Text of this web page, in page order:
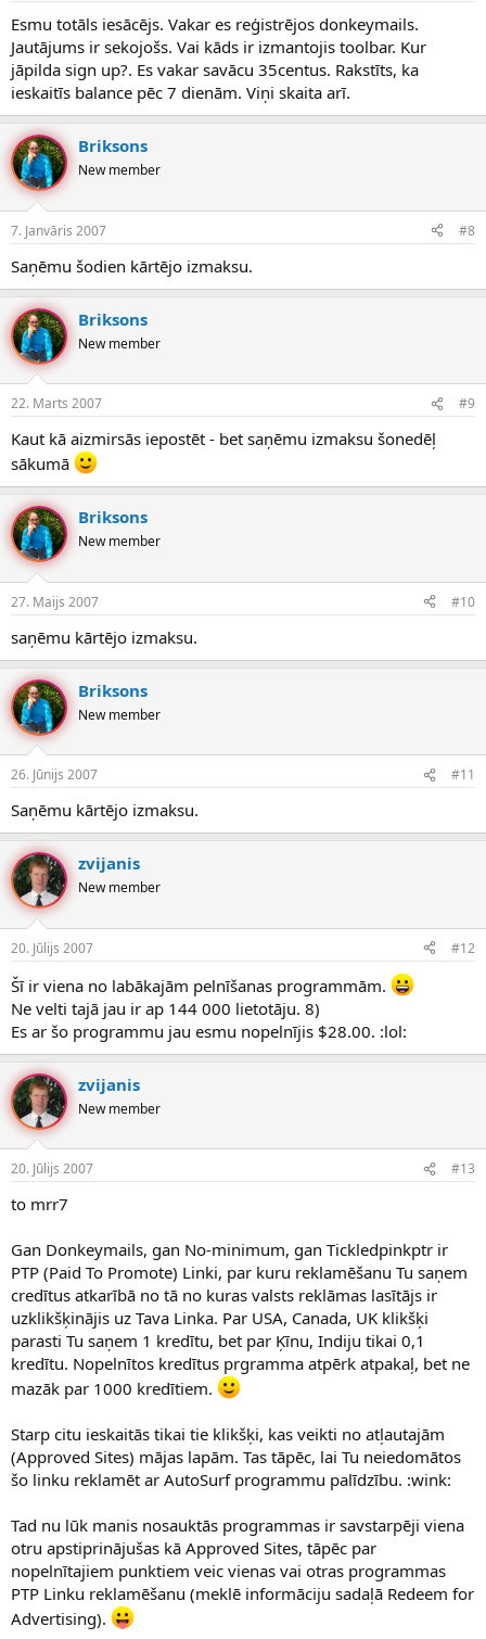
Esmu totāls iesācējs. Vakar es reģistrējos donkeymails.
Jautājums ir sekojošs. Vai kāds ir izmantojis toolbar. Kur
jāpilda sign up?. Es vakar savācu 35centus. Rakstīts, ka
ieskaitīs balance pēc 7 dienām. Viņi skaita arī.
Briksons
New member
7. Janvāris 2007 #8
Saņēmu šodien kārtējo izmaksu.
Briksons
New member
22. Marts 2007 #9
Kaut kā aizmirsās iepostēt - bet saņēmu izmaksu šonedēļ
sākumā
Briksons
New member
27. Maijs 2007 #10
saņēmu kārtējo izmaksu.
Briksons
New member
26. Jūnijs 2007 #11
Saņēmu kārtējo izmaksu.
zvijanis
New member
20. Jūlijs 2007 #12
Šī ir viena no labākajām pelnīšanas programmām.
Ne velti tajā jau ir ap 144 000 lietotāju. 8)
Es ar šo programmu jau esmu nopelnījis $28.00. :lol:
zvijanis
New member
20. Jūlijs 2007 #13
to mrr7
Gan Donkeymails, gan No-minimum, gan Tickledpinkptr ir
PTP (Paid To Promote) Linki, par kuru reklamēšanu Tu saņem
credītus atkarībā no tā no kuras valsts reklāmas lasītājs ir
uzklikšķinājis uz Tava Linka. Par USA, Canada, UK klikšķi
parasti Tu saņem 1 kredītu, bet par Ķīnu, Indiju tikai 0,1
kredītu. Nopelnītos kredītus prgramma atpērk atpakaļ, bet ne
mazāk par 1000 kredītiem.
Starp citu ieskaitās tikai tie klikšķi, kas veikti no atļautajām
(Approved Sites) mājas lapām. Tas tāpēc, lai Tu neiedomātos
šo linku reklamēt ar AutoSurf programmu palīdzību. :wink:
Tad nu lūk manis nosauktās programmas ir savstarpēji viena
otru apstiprinājušas kā Approved Sites, tāpēc par
nopelnītajiem punktiem veic vienas vai otras programmas
PTP Linku reklamēšanu (meklē informāciju sadaļā Redeem for
Advertising).